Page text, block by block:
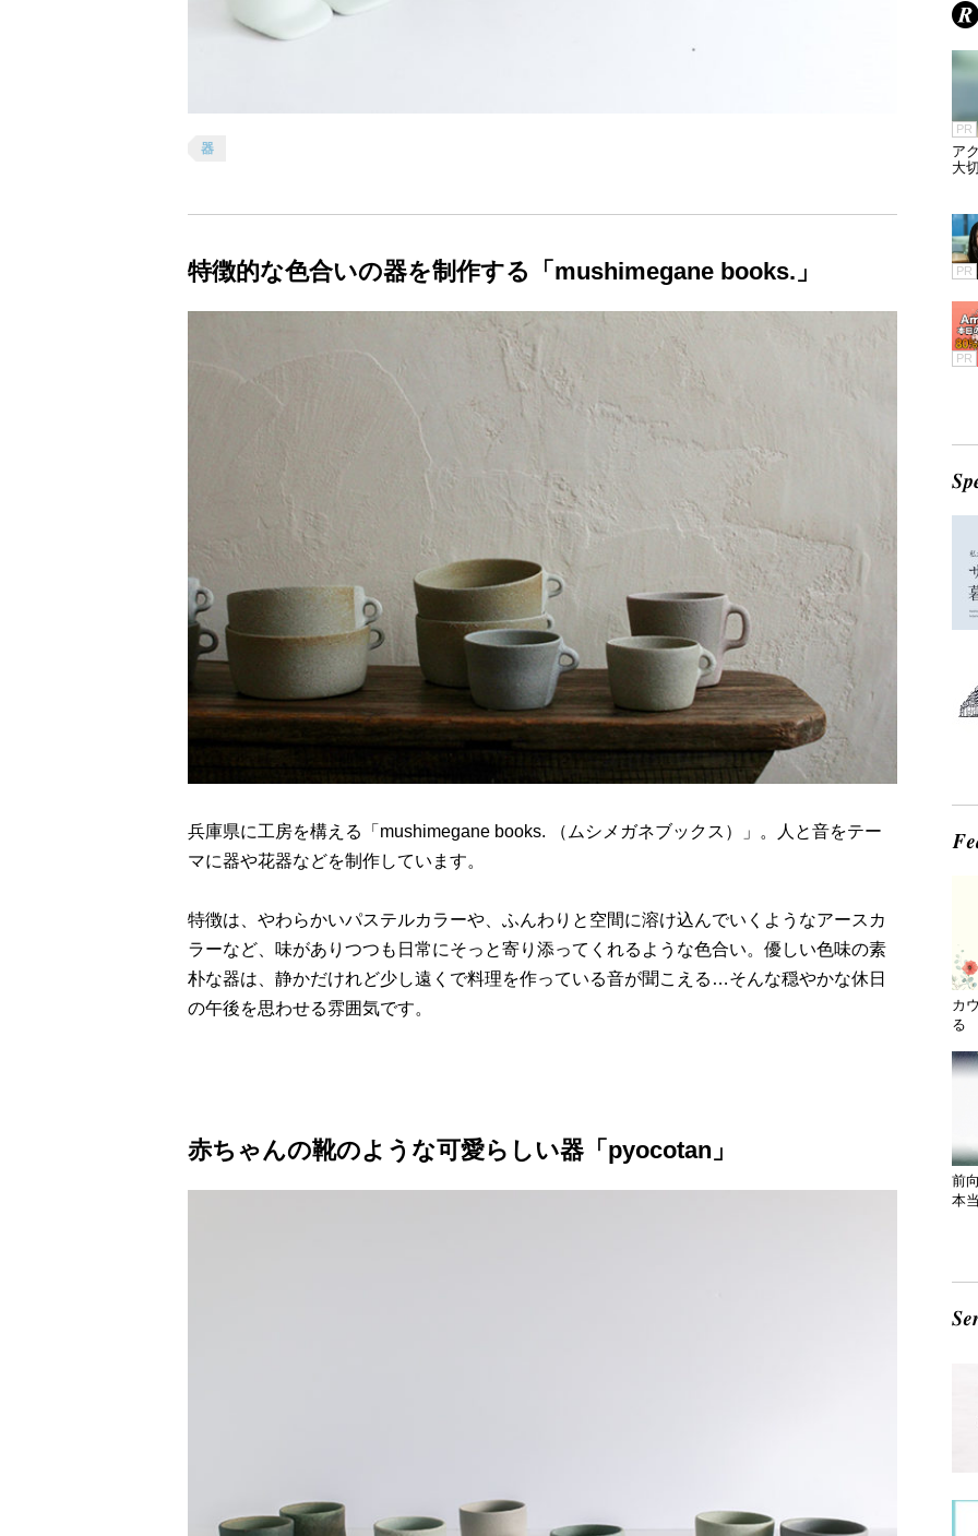
器
特徴的な色合いの器を制作する「mushimegane books.」
兵庫県に工房を構える「mushimegane books. （ムシメガネブックス）」。人と音をテー
マに器や花器などを制作しています。
特徴は、やわらかいパステルカラーや、ふんわりと空間に溶け込んでいくようなアースカ
ラーなど、味がありつつも日常にそっと寄り添ってくれるような色合い。優しい色味の素
朴な器は、静かだけれど少し遠くで料理を作っている音が聞こえる…そんな穏やかな休日
の午後を思わせる雰囲気です。
赤ちゃんの靴のような可愛らしい器「pyocotan」
PR
ア
大
PR
PR
カ
る
前
本